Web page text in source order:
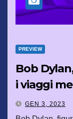
PREVIEW
Bob
i viaggi
GEN 3, 2023